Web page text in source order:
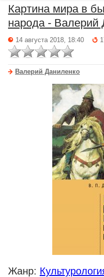
Картина мира в
народа - Валерий
14 августа 2018, 18:40
Валерий Даниленко
Жанр: